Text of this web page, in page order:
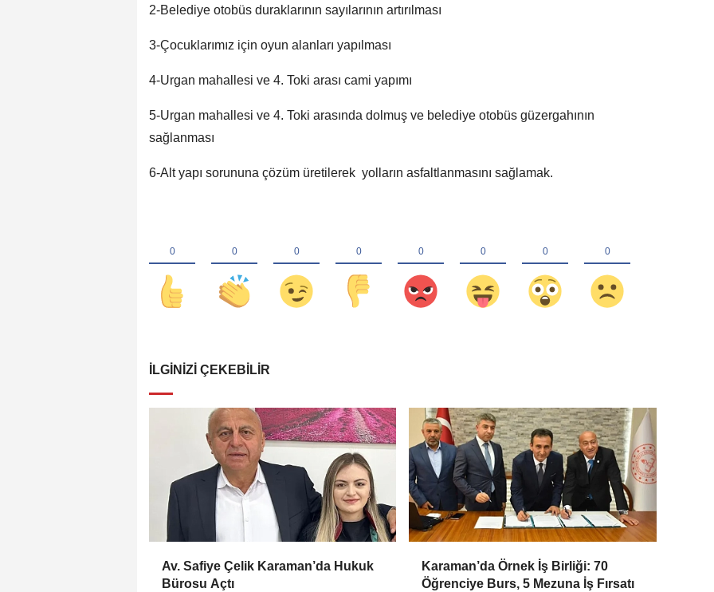
2-Belediye otobüs duraklarının sayılarının artırılması
3-Çocuklarımız için oyun alanları yapılması
4-Urgan mahallesi ve 4. Toki arası cami yapımı
5-Urgan mahallesi ve 4. Toki arasında dolmuş ve belediye otobüs güzergahının
sağlanması
6-Alt yapı sorununa çözüm üretilerek yolların asfaltlanmasını sağlamak.
İLGINIZI ÇEKEBILIR
Av. Safiye Çelik Karaman’da Hukuk
Bürosu Açtı
Karaman’da Örnek İş Birliği: 70
Öğrenciye Burs, 5 Mezuna İş Fırsatı